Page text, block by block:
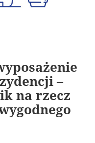
–
na rzecz